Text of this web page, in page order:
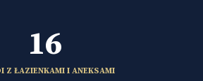
Z ŁAZIENKAMI I ANEKSAMI
16